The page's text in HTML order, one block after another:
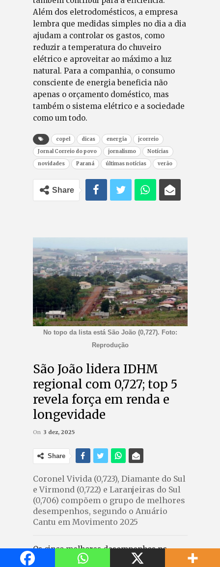
Além dos eletrodomésticos, a empresa
lembra que medidas simples no dia a dia
ajudam a controlar os gastos, como
reduzir a temperatura do chuveiro
elétrico e aproveitar ao máximo a luz
natural. Para a companhia, o consumo
consciente de energia beneficia não
apenas o orçamento doméstico, mas
também o sistema elétrico e a sociedade
como um todo.
copel dicas energia
jcorreio
Jornal Correio do povo
jornalismo
Notícias
novidades
Paraná últimas notícias verão
Share
No topo da lista está São João (0,727). Foto:
Reprodução
São João lidera IDHM
regional com 0,727; top 5
revela força em renda e
longevidade
On 3 dez, 2025
Share
Coronel Vivida (0,723), Diamante do Sul
e Virmond (0,722) e Laranjeiras do Sul
(0,706) compõem o grupo de melhores
desempenhos, segundo o Anuário
Cantu em Movimento 2025
Os cinco melhores desempenhos no
Índice de Desenvolvimento Humano